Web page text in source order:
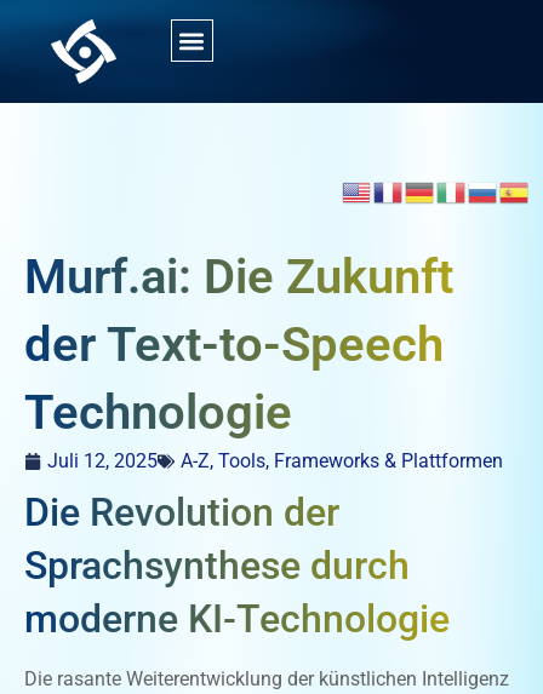
Murf.ai: Die Zukunft
der Text-to-Speech
Technologie
Juli 12, 2025 A-Z, Tools, Frameworks & Plattformen
Die Revolution der
Sprachsynthese durch
moderne KI-Technologie
Die rasante Weiterentwicklung der künstlichen Intelligenz